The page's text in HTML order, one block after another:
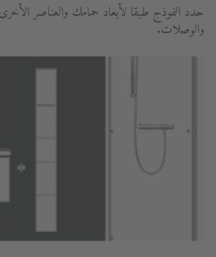
حدد النموذج طبقا لأبعاد حمامك والعناصر
والوصلات.